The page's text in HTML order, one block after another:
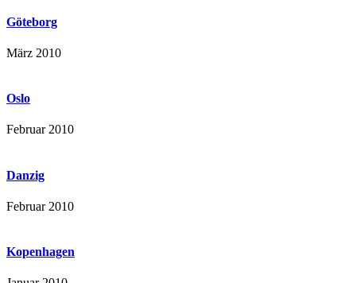
Göteborg
März 2010
Oslo
Februar 2010
Danzig
Februar 2010
Kopenhagen